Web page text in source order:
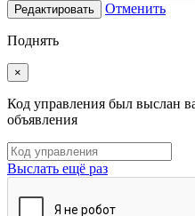
Редактировать Отменить
Поднять
×
Код управления был выслан
объявления
Выслать ещё раз